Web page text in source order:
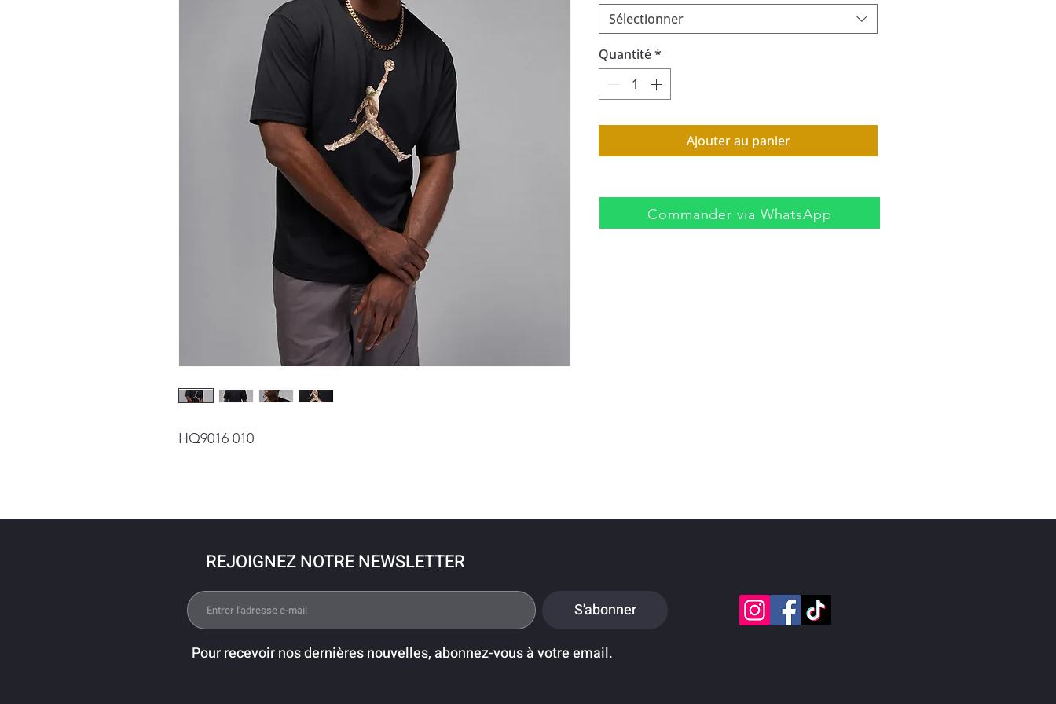
HQ9016 010
Sélectionner
Quantité*
Ajouter au panier
Commander via WhatsApp
REJOIGNEZ NOTRE NEWSLETTER
S'abonner
Pour recevoir nos dernières nouvelles, abonnez-vous à votre email.